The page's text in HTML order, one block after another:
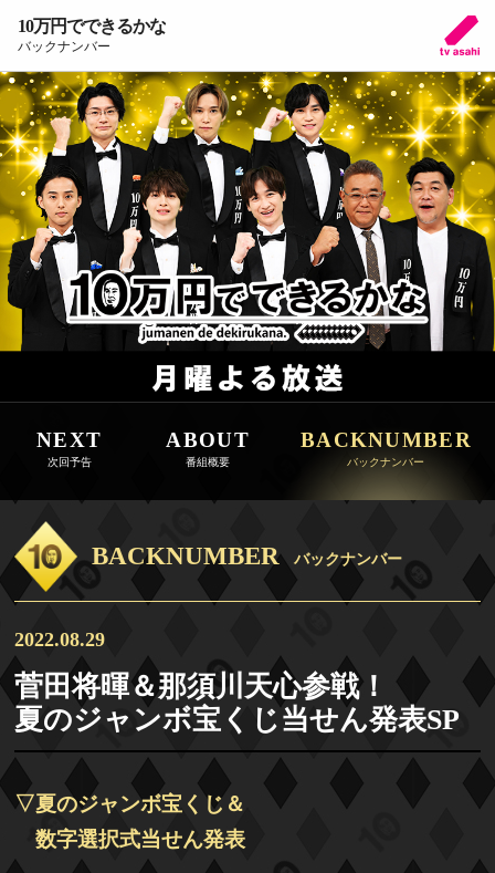
10万円でできるかな
バックナンバー
NEXT
次回予告
ABOUT
番組概要
BACKNUMBER
バックナンバー
BACKNUMBER バックナンバー
2022.08.29
菅田将暉＆那須川天心参戦！
夏のジャンボ宝くじ当せん発表SP
▽夏のジャンボ宝くじ＆
数字選択式当せん発表